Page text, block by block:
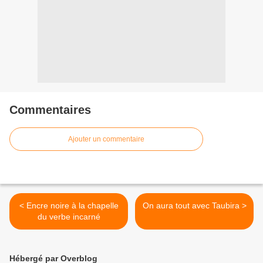
Commentaires
Ajouter un commentaire
< Encre noire à la chapelle
du verbe incarné
On aura tout avec Taubira >
Hébergé par Overblog